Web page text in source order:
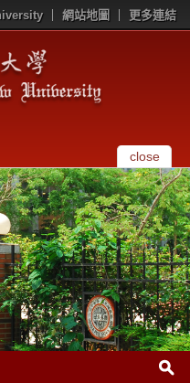
網站地圖 更多連結
close